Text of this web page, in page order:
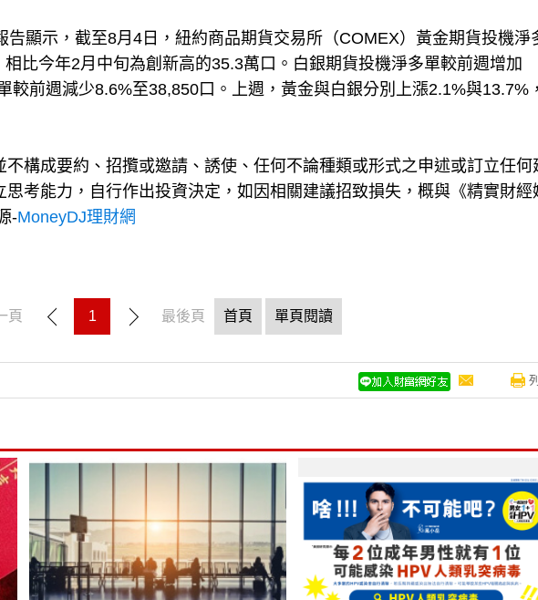
告顯示，截至8月4日，紐約商品期貨交易所（COMEX）黃金期貨投機淨
比今年2月中旬為創新高的35.3萬口。白銀期貨投機淨多單較前週增加
較前週減少8.6%至38,850口。上週，黃金與白銀分別上漲2.1%與13.7%，
不構成要約、招攬或邀請、誘使、任何不論種類或形式之申述或訂立任何
考能力，自行作出投資決定，如因相關建議招致損失，概與《精實財經
-MoneyDJ理財網
頁 1 最後頁 首頁 單頁閱讀